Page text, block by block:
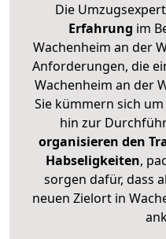
Die
Erfahrung im
Wachenheim an der
Anforderungen, die
Wachenheim an der
Sie kümmern sich
hin zur
organisieren den
Habseligkeiten,
sorgen dafür, dass
neuen Zielort in